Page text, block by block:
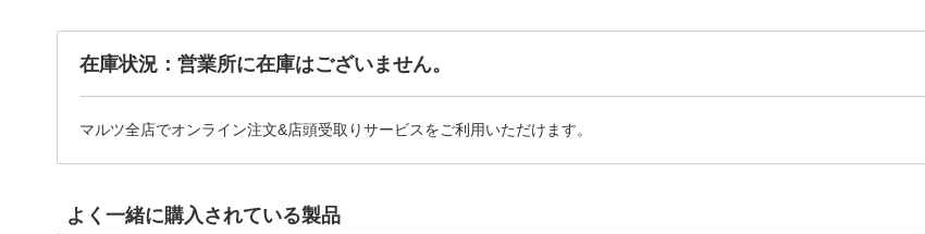
在庫状況：営業所に在庫はございません。
マルツ全店でオンライン注文&店頭受取りサービスをご利用いただけます。
よく一緒に購入されている製品